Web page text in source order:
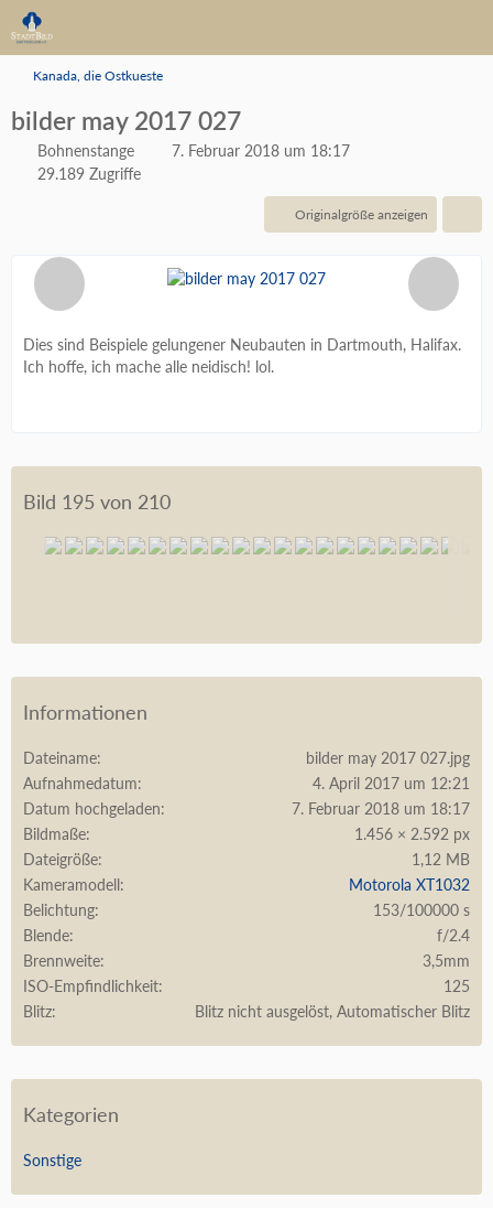
Kanada, die Ostkueste
bilder may 2017 027
Bohnenstange
7. Februar 2018 um 18:17
29.189 Zugriffe
Originalgröße anzeigen
Dies sind Beispiele gelungener Neubauten in Dartmouth, Halifax.
Ich hoffe, ich mache alle neidisch! lol.
Bild 195 von 210
Informationen
Dateiname
bilder may 2017 027.jpg
Aufnahmedatum
4. April 2017 um 12:21
Datum hochgeladen
7. Februar 2018 um 18:17
Bildmaße
1.456 × 2.592 px
Dateigröße
1,12 MB
Kameramodell
Motorola XT1032
Belichtung
153/100000 s
Blende
f/2.4
Brennweite
3,5mm
ISO-Empfindlichkeit
125
Blitz
Blitz nicht ausgelöst, Automatischer Blitz
Kategorien
Sonstige